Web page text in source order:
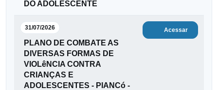
DO ADOLESCENTE
31/07/2026
PLANO DE COMBATE AS
DIVERSAS FORMAS DE
VIOLêNCIA CONTRA
CRIANÇAS E
ADOLESCENTES - PIANCó -
Acessar